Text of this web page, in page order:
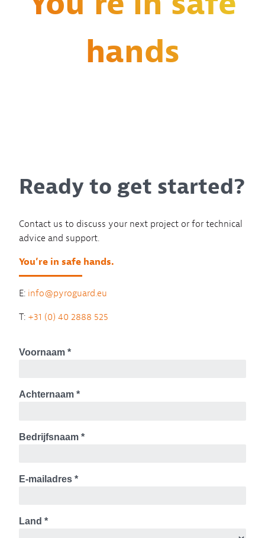
hands
Ready to get started?
Contact us to discuss your next project or for technical
advice and support.
You’re in safe hands.
E: info@pyroguard.eu
T: +31 (0) 40 2888 525